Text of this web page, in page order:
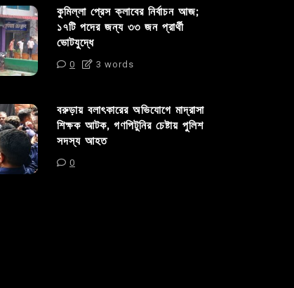
কুমিল্লা প্রেস ক্লাবের নির্বাচন আজ;
১৭টি পদের জন্য ৩৩ জন প্রার্থী
ভোটযুদ্ধে
0 3 words
বরুড়ায় বলাৎকারের অভিযোগে মাদ্রাসা
শিক্ষক আটক, গণপিটুনির চেষ্টায় পুলিশ
সদস্য আহত
0